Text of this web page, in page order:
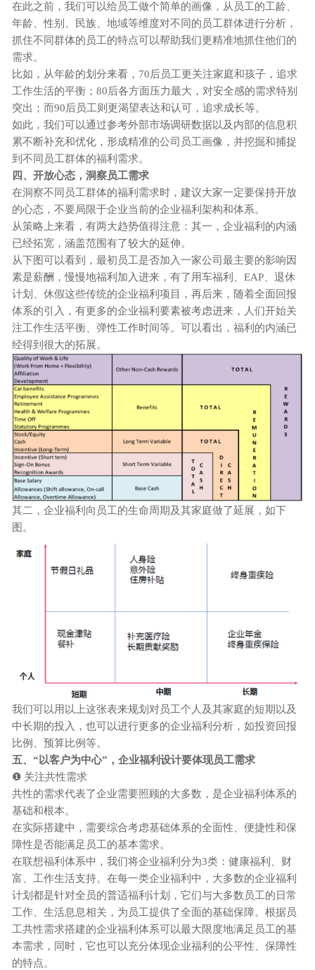
在此之前，我们可以给员工做个简单的画像，从员工的工龄、
年龄、性别、民族、地域等维度对不同的员工群体进行分析，
抓住不同群体的员工的特点可以帮助我们更精准地抓住他们的
需求。
比如，从年龄的划分来看， 70后员工更关注家庭和孩子，追求
工作生活的平衡；80后各方面压力最大，对安全感的需求特别
突出；而90后员工则更渴望表达和认可，追求成长等。
如此，我们可以通过参考外部市场调研数据以及内部的信息积
累不断补充和优化，形成精准的公司员工画像，并挖掘和捕捉
到不同员工群体的福利需求。
四、 开放心态，洞察员工需求
在洞察不同员工群体的福利需求时，建议大家一定要保持开放
的心态，不要局限于企业当前的企业福利架构和体系。
从策略上来看，有两大趋势值得注意：其一， 企业福利的内涵
已经拓宽，涵盖范围有了较大的延伸。
从下图可以看到，最初员工是否加入一家公司最主要的影响因
素是薪酬，慢慢地福利加入进来，有了用车福利、 EAP、退休
计划、休假这些传统的企业福利项目，再后来，随着全面回报
体系的引入，有更多的企业福利要素被考虑进来，人们开始关
注工作生活平衡、弹性工作时间等。可以看出，福利的内涵已
经得到很大的拓展。
其二， 企业福利向员工的生命周期及其家庭做了延展，如下
图。
我们可以用以上这张表来规划对员工个人及其家庭的短期以及
中长期的投入，也可以进行更多的企业福利分析，如投资回报
比例、预算比例等。
五、 “以客户为中心”， 企业福利设计要体现员工需求
❶ 关注共性需求
共性的需求代表了企业需要照顾的大多数，是企业福利体系的
基础和根本。
在实际搭建中，需要综合考虑基础体系的全面性、便捷性和保
障性是否能满足员工的基本需求。
在联想福利体系中，我们将企业福利分为3类：健康福利、财
富、工作生活支持。在每一类企业福利中，大多数的企业福利
计划都是针对全员的普适福利计划，它们与大多数员工的日常
工作、生活息息相关，为员工提供了全面的基础保障。根据员
工共性需求搭建的企业福利体系可以最大限度地满足员工的基
本需求，同时，它也可以充分体现企业福利的公平性、保障性
的特点。